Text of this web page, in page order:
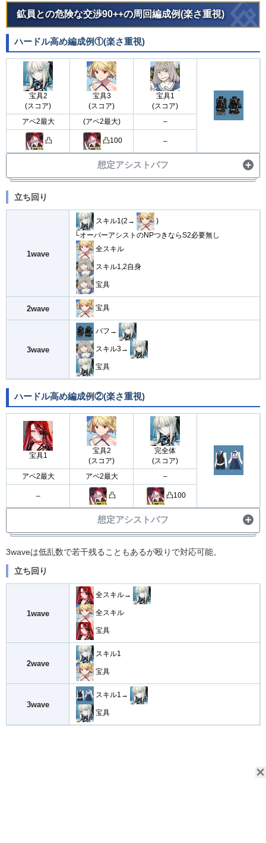
鉱員との危険な交渉90++の周回編成例(楽さ重視)
ハードル高め編成例①(楽さ重視)
宝具2
(スコア)
宝具3
(スコア)
宝具1
(スコア)
アペ2最大
(アペ2最大) –
凸 凸100 –
想定アシストバフ
アシスト
立ち回り
1wave
スキル1(2→
)
└オーバーアシストのNPつきならS2必要無し
全スキル
スキル1,2自身
宝具
2wave 宝具
3wave
バフ→
スキル3→
宝具
ハードル高め編成例②(楽さ重視)
宝具1
宝具2
(スコア)
完全体
(スコア)
アペ2最大
アペ2最大 –
– 凸 凸100
想定アシストバフ
アシスト
3waveは低乱数で若干残ることもあるが殴りで対応可能。
立ち回り
1wave
全スキル→
全スキル
宝具
2wave
スキル1
宝具
3wave
スキル1→
宝具